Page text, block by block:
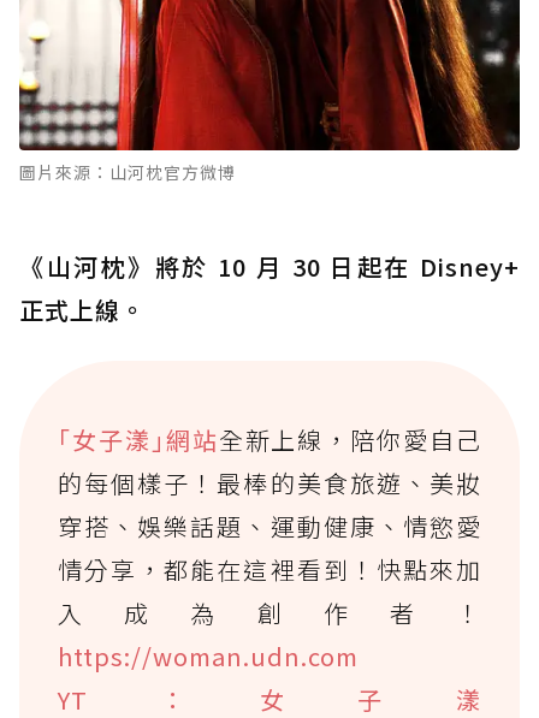
圖片來源：山河枕官方微博
《山河枕》將於 10 月 30 日起在 Disney+
正式上線。
｢女子漾｣網站全新上線，陪你愛自己
的每個樣子！最棒的美食旅遊、美妝
穿搭、娛樂話題、運動健康、情慾愛
情分享，都能在這裡看到！快點來加
入成為創作者！
https://woman.udn.com
YT：女子漾